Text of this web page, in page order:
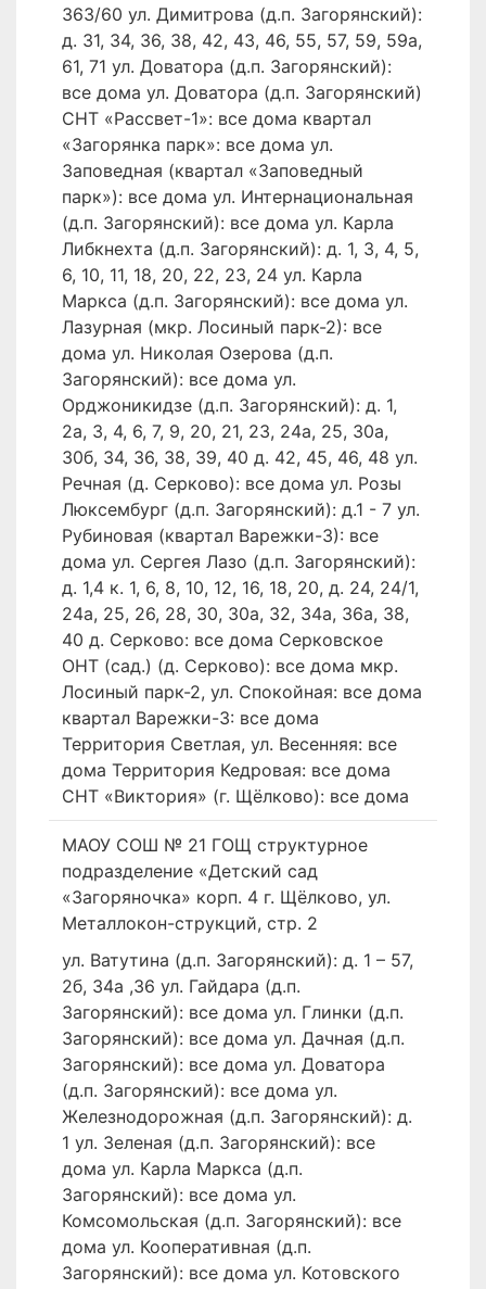
363/60 ул. Димитрова (д.п. Загорянский):
д. 31, 34, 36, 38, 42, 43, 46, 55, 57, 59, 59а,
61, 71 ул. Доватора (д.п. Загорянский):
все дома ул. Доватора (д.п. Загорянский)
СНТ «Рассвет-1»: все дома квартал
«Загорянка парк»: все дома ул.
Заповедная (квартал «Заповедный
парк»): все дома ул. Интернациональная
(д.п. Загорянский): все дома ул. Карла
Либкнехта (д.п. Загорянский): д. 1, 3, 4, 5,
6, 10, 11, 18, 20, 22, 23, 24 ул. Карла
Маркса (д.п. Загорянский): все дома ул.
Лазурная (мкр. Лосиный парк-2): все
дома ул. Николая Озерова (д.п.
Загорянский): все дома ул.
Орджоникидзе (д.п. Загорянский): д. 1,
2а, 3, 4, 6, 7, 9, 20, 21, 23, 24а, 25, 30а,
30б, 34, 36, 38, 39, 40 д. 42, 45, 46, 48 ул.
Речная (д. Серково): все дома ул. Розы
Люксембург (д.п. Загорянский): д.1 - 7 ул.
Рубиновая (квартал Варежки-3): все
дома ул. Сергея Лазо (д.п. Загорянский):
д. 1,4 к. 1, 6, 8, 10, 12, 16, 18, 20, д. 24, 24/1,
24а, 25, 26, 28, 30, 30а, 32, 34а, 36а, 38,
40 д. Серково: все дома Серковское
ОНТ (сад.) (д. Серково): все дома мкр.
Лосиный парк-2, ул. Спокойная: все дома
квартал Варежки-3: все дома
Территория Светлая, ул. Весенняя: все
дома Территория Кедровая: все дома
СНТ «Виктория» (г. Щёлково): все дома
МАОУ СОШ № 21 ГОЩ структурное
подразделение «Детский сад
«Загоряночка» корп. 4 г. Щёлково, ул.
Металлокон-струкций, стр. 2
ул. Ватутина (д.п. Загорянский): д. 1 – 57,
2б, 34а ,36 ул. Гайдара (д.п.
Загорянский): все дома ул. Глинки (д.п.
Загорянский): все дома ул. Дачная (д.п.
Загорянский): все дома ул. Доватора
(д.п. Загорянский): все дома ул.
Железнодорожная (д.п. Загорянский): д.
1 ул. Зеленая (д.п. Загорянский): все
дома ул. Карла Маркса (д.п.
Загорянский): все дома ул.
Комсомольская (д.п. Загорянский): все
дома ул. Кооперативная (д.п.
Загорянский): все дома ул. Котовского